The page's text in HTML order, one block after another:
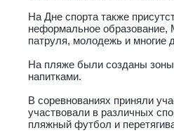
На Дне спорта также
неформальное образование,
патруля, молодежь и многие
На пляже были созданы
напитками.
В соревнованиях приняли
участвовали в различных
пляжный футбол и